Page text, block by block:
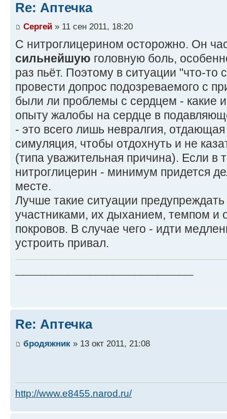
Re: Аптечка
Сергей » 11 сен 2011, 18:20
С нитроглицерином осторожно. Он
сильнейшую головную боль,
раз пьёт. Поэтому в ситуации "что-то
провести допрос подозреваемого с
были ли проблемы с сердцем - какие
опыту жалобы на сердце в
- это всего лишь невралгия,
симуляция, чтобы отдохнуть и не
(типа уважительная причина). Если в
нитроглицерин - минимум придется
месте.
Лучше такие ситуации предупреждать
участниками, их дыханием, темпом и
покровов. В случае чего - идти
устроить привал.
Re: Аптечка
бродяжник » 13 окт 2011, 21:08
http://www.e8455.narod.ru/